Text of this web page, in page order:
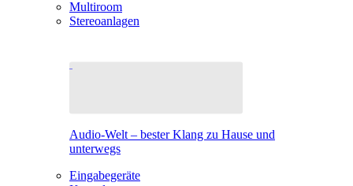
Multiroom
Stereoanlagen
Audio-Welt – bester Klang zu Hause und
unterwegs
Eingabegeräte